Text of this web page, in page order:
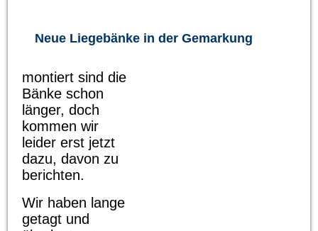
Neue Liegebänke in der Gemarkung
montiert sind die
Bänke schon
länger, doch
kommen wir
leider erst jetzt
dazu, davon zu
berichten.
Wir haben lange
getagt und